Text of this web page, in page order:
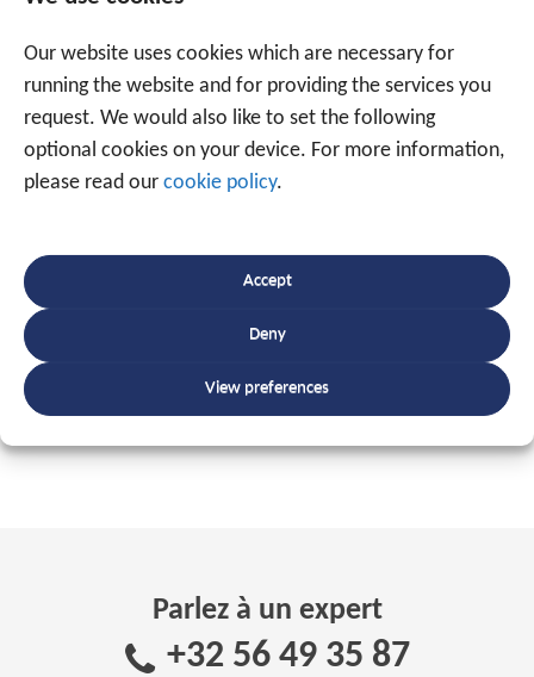
Our website uses cookies which are necessary for
running the website and for providing the services you
request. We would also like to set the following
optional cookies on your device. For more information,
please read our cookie policy.
Accept
Deny
View preferences
la propriété intellectuelle de TRAXGO ou de tiers. Ce
site Web, ainsi que tous les textes, images, graphiques,
fichiers sonores, d'animation et vidéo et la manière
dont ils sont affichés sont protégés par le droit d'auteur
et par toutes les réglementations applicables en
matière de droit de la propriété intellectuelle, au sens
et ne peut être copié, distribué, modifié ou rendu
accessible à des tiers à des fins commerciales.
Conditions générales produits et services
(à partir du
Parlez à un expert
+32 56 49 35 87